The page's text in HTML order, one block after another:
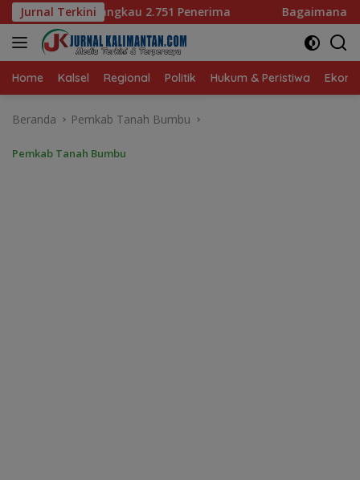
Langsung
ke
konten
Jurnal Terkini Bagaimana KIP Hadapi Deepfake dan
Home Kalsel Regional Politik Hukum & Peristiwa
Beranda Pemkab Tanah Bumbu
Pemkab Tanah Bumbu